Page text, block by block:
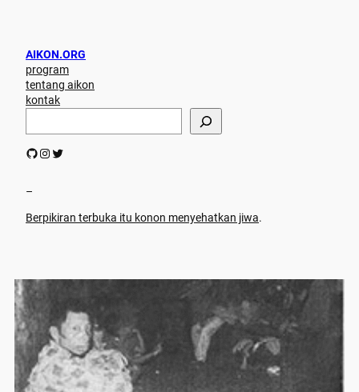
AIKON.ORG
program
tentang aikon
kontak
r
h
GitHub Instagram Twitter
–
Berpikiran terbuka itu konon menyehatkan jiwa.